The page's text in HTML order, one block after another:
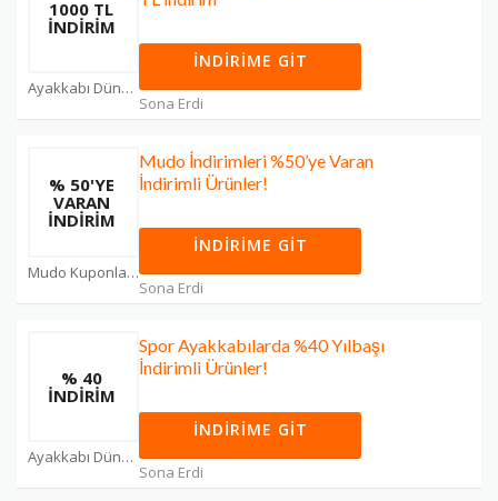
1000 TL
İNDİRİM
Ayakkabı Dünyası Kuponları
İNDIRIME GIT
Sona Erdi
% 50'YE
VARAN
İNDIRIM
Mudo Kuponları
Mudo İndirimleri %50’ye Varan
İndirimli Ürünler!
İNDIRIME GIT
Sona Erdi
% 40
İNDIRIM
Ayakkabı Dünyası Kuponları
Spor Ayakkabılarda %40 Yılbaşı
İndirimli Ürünler!
İNDIRIME GIT
Sona Erdi